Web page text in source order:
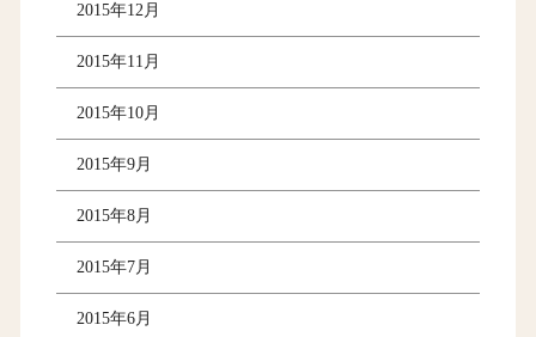
2015年12月
2015年11月
2015年10月
2015年9月
2015年8月
2015年7月
2015年6月